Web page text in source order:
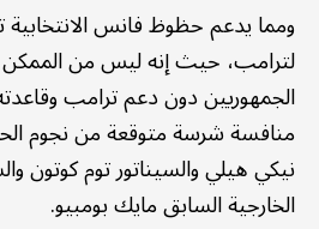
ومما يدعم حظوظ فانس الانتخابية
لترامب، حيث إنه ليس من الممكن
الجمهوريين دون دعم ترامب
منافسة شرسة متوقعة من نجوم
نيكي هيلي والسيناتور توم كوتون
الخارجية السابق مايك بومبيو.